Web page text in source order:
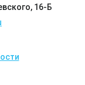
16-Б